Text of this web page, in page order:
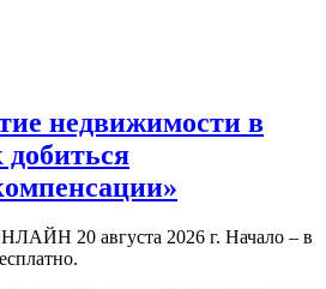
недвижимости в
20 августа 2026 г. Начало – в